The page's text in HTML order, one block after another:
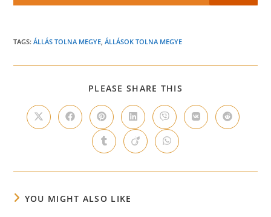
TAGS:ÁLLÁS TOLNA MEGYE, ÁLLÁSOK TOLNA MEGYE
PLEASE SHARE THIS
CONTENT
Opens
in
Opens
in
window
Opens
in
a
new
window
Opens
in
a
new
window
Opens
in
a
new
window
Opens
in
Opens
in
Opens
in
new
Opens
in
new
Opens
in
new
YOU MIGHT ALSO LIKE